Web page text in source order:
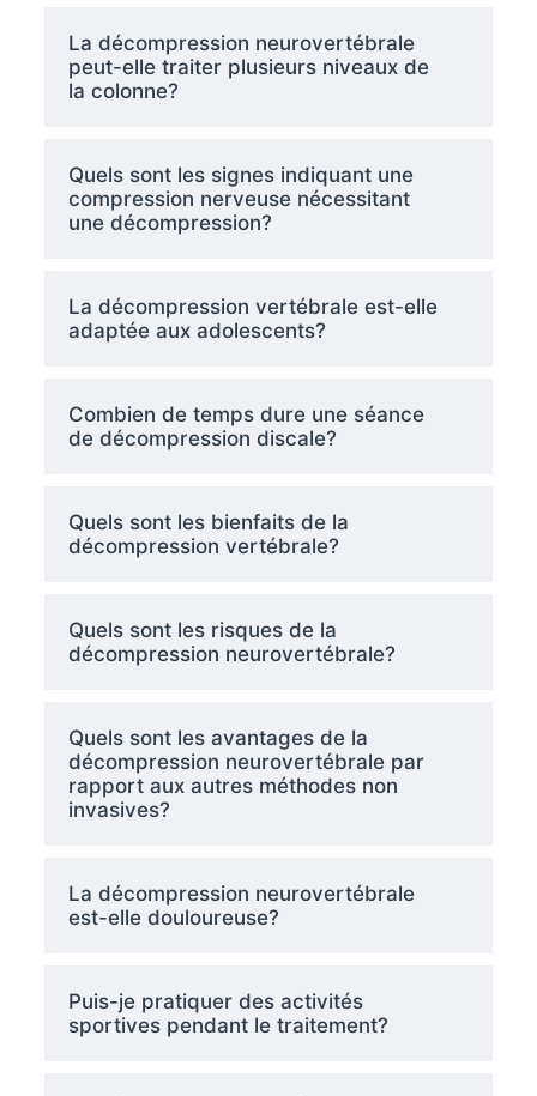
La décompression neurovertébrale
peut-elle traiter plusieurs niveaux de
la colonne?
Quels sont les signes indiquant une
compression nerveuse nécessitant
une décompression?
La décompression vertébrale est-elle
adaptée aux adolescents?
Combien de temps dure une séance
de décompression discale?
Quels sont les bienfaits de la
décompression vertébrale?
Quels sont les risques de la
décompression neurovertébrale?
Quels sont les avantages de la
décompression neurovertébrale par
rapport aux autres méthodes non
invasives?
La décompression neurovertébrale
est-elle douloureuse?
Puis-je pratiquer des activités
sportives pendant le traitement?